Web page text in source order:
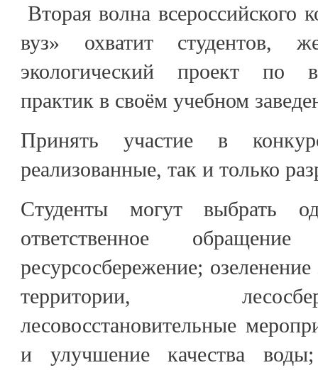
Вторая волна всероссийского
вуз» охватит студентов,
экологический проект по
практик в своём учебном
Принять участие в
реализованные, так и только
Студенты могут выбрать
ответственное
ресурсосбережение;
территории,
лесовосстановительные
и улучшение качества